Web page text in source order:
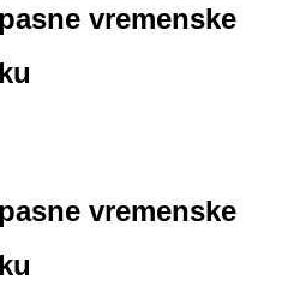
vremenske
vremenske